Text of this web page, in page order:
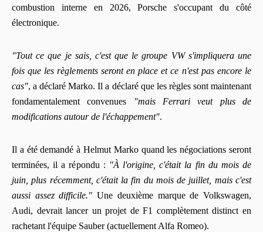
combustion interne en 2026, Porsche s'occupant du côté
électronique.
"Tout ce que je sais, c'est que le groupe VW s'impliquera une
fois que les règlements seront en place et ce n'est pas encore le
cas", a déclaré Marko. Il a déclaré que les règles sont maintenant
fondamentalement convenues
"mais Ferrari veut plus de
modifications autour de l'échappement".
Il a été demandé à Helmut Marko quand les négociations seront
terminées, il a répondu : "À l'origine, c'était la fin du mois de
juin, plus récemment, c'était la fin du mois de juillet, mais c'est
aussi assez difficile." Une deuxième marque de Volkswagen,
Audi, devrait lancer un projet de F1 complètement distinct en
rachetant l'équipe Sauber (actuellement Alfa Romeo).